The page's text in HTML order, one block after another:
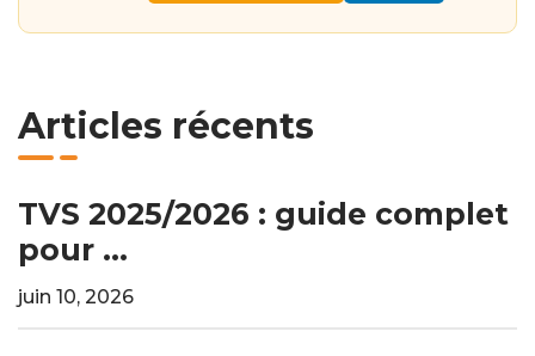
Articles récents
TVS 2025/2026 : guide complet
pour ...
juin 10, 2026